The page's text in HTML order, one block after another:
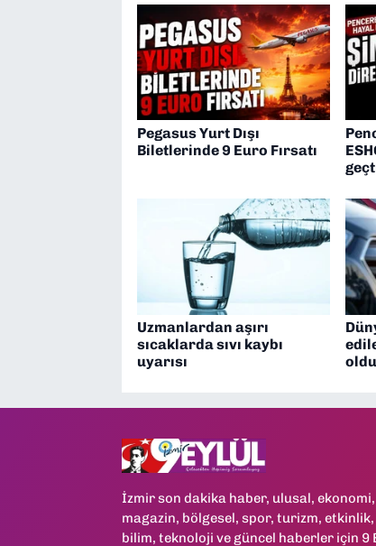
Pegasus Yurt Dışı
Biletlerinde 9 Euro Fırsatı
Uzmanlardan aşırı
sıcaklarda sıvı kaybı
uyarısı
oldu
İzmir son dakika haber, ulusal,
magazin, bölgesel, spor, turizm,
bilim, teknoloji ve güncel haberler için 9